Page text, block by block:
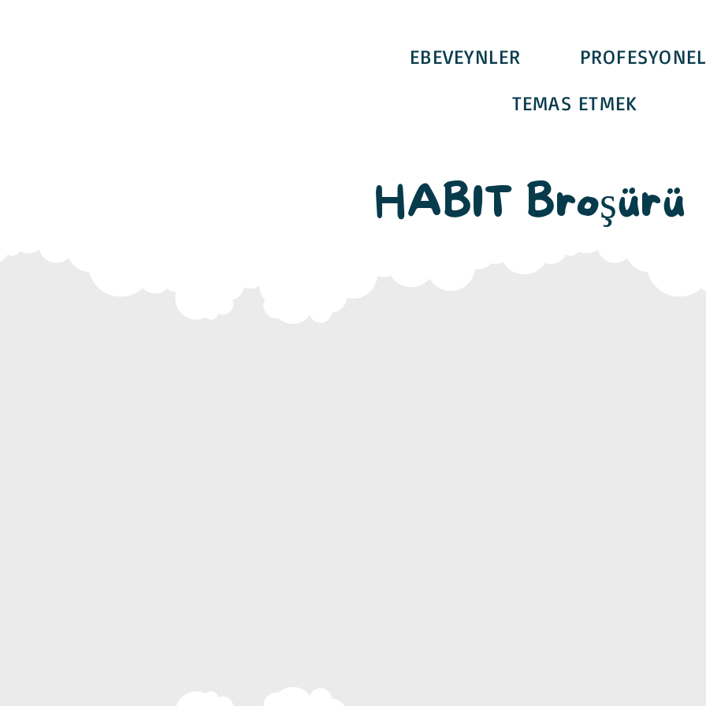
EBEVEYNLER
TEMAS ETMEK
HABIT Broşürü